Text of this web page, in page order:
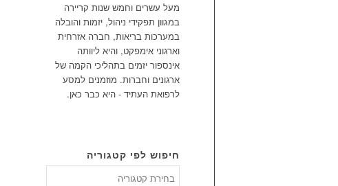
מעל עשרים וחמש שנות קריירה
במגוון תפקידי ניהול, יזמות והובלה
במערכות בריאות, חברה אזרחית
וארגוני אימפקט, והיא ליוותה
אינספור יזמים בתהליכי הקמה של
ארגונים וחברות. מוזמנים למסע
לרפואת העתיד - היא כבר כאן.
חיפוש לפי קטגוריה